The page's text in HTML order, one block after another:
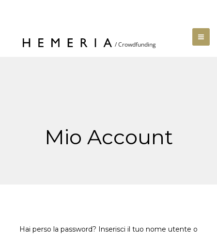
Mio Account
Hai perso la password? Inserisci il tuo nome utente o